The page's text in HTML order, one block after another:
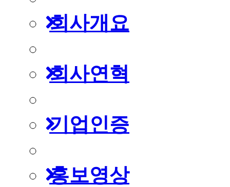
회사개요
회사연혁
기업인증
홍보영상